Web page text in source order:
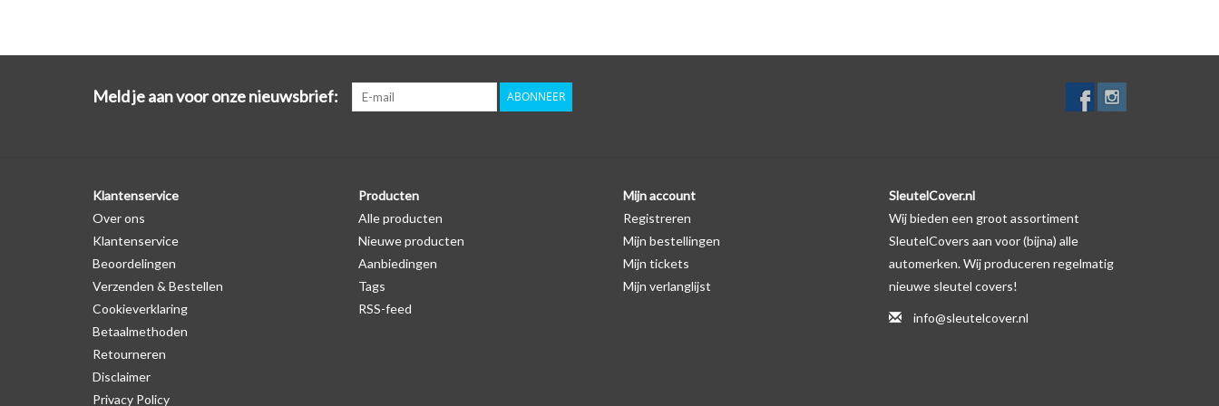
autosleutel hoesje, waardoor het logo in de meeste gevallen op de originele autosleutel behuizing wel
zichtbaar is. U kunt dit zelf nagaan door op de productfoto te kijken of er een logo zichtbaar is.
Merk: SleutelCover
Geschikt voor: Ford
Gewicht: 20g
Meld je aan voor onze nieuwsbrief: ABONNEER
Klantenservice
Over ons
Klantenservice
Beoordelingen
Verzenden & Bestellen
Cookieverklaring
Betaalmethoden
Retourneren
Disclaimer
Privacy Policy
Producten
Alle producten
Nieuwe producten
Aanbiedingen
Tags
RSS-feed
Mijn account
Registreren
Mijn bestellingen
Mijn tickets
Mijn verlanglijst
SleutelCover.nl
Wij bieden een groot assortiment
SleutelCovers aan voor (bijna) alle
automerken. Wij produceren regelmatig
nieuwe sleutel covers!
info@sleutelcover.nl